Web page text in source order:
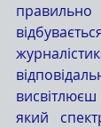
який